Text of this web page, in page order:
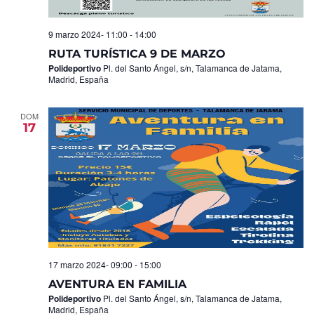
RUTA TURÍSTICA 9 DE MARZO
9 marzo 2024- 11:00 - 14:00
Polideportivo Pl. del Santo Ángel, s/n, Talamanca de Jatama,
Madrid, España
DOM
17
AVENTURA EN FAMILIA
17 marzo 2024- 09:00 - 15:00
Polideportivo Pl. del Santo Ángel, s/n, Talamanca de Jatama,
Madrid, España